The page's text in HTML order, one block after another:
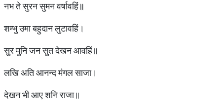
नभ ते सुरन सुमन वर्षावहिं॥
शम्भु उमा बहुदान लुटावहिं।
सुर मुनि जन सुत देखन आवहिं॥
लखि अति आनन्द मंगल साजा।
देखन भी आए शनि राजा॥